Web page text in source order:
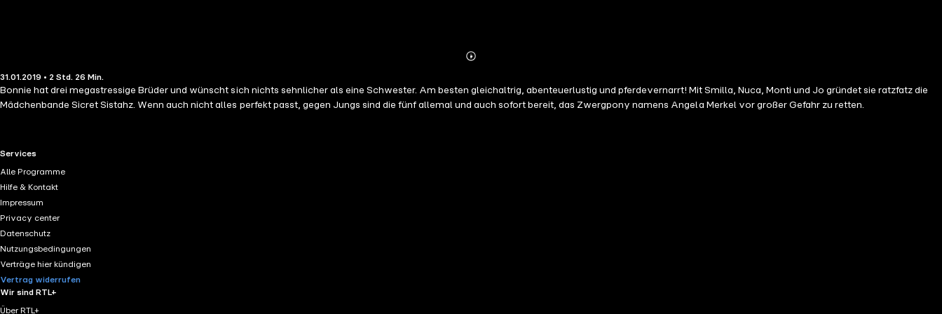
Mehr
31.01.2019 • 2 Std. 26 Min.
Bonnie hat drei megastressige Brüder und wünscht sich nichts sehnlicher als eine Schwester. Am besten gleichaltrig, abenteuerlustig und pferdevernarrt! Mit Smilla, Nuca, Monti und Jo gründet sie ratzfatz die
Mädchenbande Sicret Sistahz. Wenn auch nicht alles perfekt passt, gegen Jungs sind die fünf allemal und auch sofort bereit, das Zwergpony namens Angela Merkel vor großer Gefahr zu retten.
RTL+ useful links.
Services
Alle Programme
Hilfe & Kontakt
Impressum
Privacy center
Datenschutz
Nutzungsbedingungen
Verträge hier kündigen
Vertrag widerrufen
Wir sind RTL+
Über RTL+